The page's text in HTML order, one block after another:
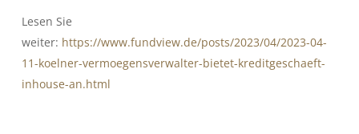
Lesen Sie
weiter: https://www.fundview.de/posts/2023/04/2023-04-
11-koelner-vermoegensverwalter-bietet-kreditgeschaeft-
inhouse-an.html